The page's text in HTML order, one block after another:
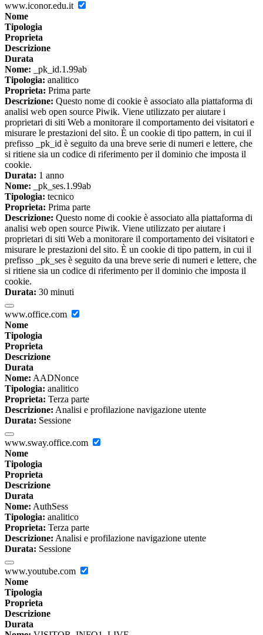
www.iconor.edu.it
Nome
Tipologia
Proprieta
Descrizione
Durata
Nome: _pk_id.1.99ab
Tipologia: analitico
Proprieta: Prima parte
Descrizione: Questo nome di cookie è associato alla piattaforma di
analisi web open source Piwik. Viene utilizzato per aiutare i
proprietari di siti Web a monitorare il comportamento dei visitatori e
misurare le prestazioni del sito. È un cookie di tipo pattern, in cui il
prefisso _pk_id è seguito da una breve serie di numeri e lettere, che
si ritiene sia un codice di riferimento per il dominio che imposta il
cookie.
Durata: 1 anno
Nome: _pk_ses.1.99ab
Tipologia: tecnico
Proprieta: Prima parte
Descrizione: Questo nome di cookie è associato alla piattaforma di
analisi web open source Piwik. Viene utilizzato per aiutare i
proprietari di siti Web a monitorare il comportamento dei visitatori e
misurare le prestazioni del sito. È un cookie di tipo pattern, in cui il
prefisso _pk_ses è seguito da una breve serie di numeri e lettere, che
si ritiene sia un codice di riferimento per il dominio che imposta il
cookie.
Durata: 30 minuti
www.office.com
Nome
Tipologia
Proprieta
Descrizione
Durata
Nome: AADNonce
Tipologia: analitico
Proprieta: Terza parte
Descrizione: Analisi e profilazione navigazione utente
Durata: Sessione
www.sway.office.com
Nome
Tipologia
Proprieta
Descrizione
Durata
Nome: AuthSess
Tipologia: analitico
Proprieta: Terza parte
Descrizione: Analisi e profilazione navigazione utente
Durata: Sessione
www.youtube.com
Nome
Tipologia
Proprieta
Descrizione
Durata